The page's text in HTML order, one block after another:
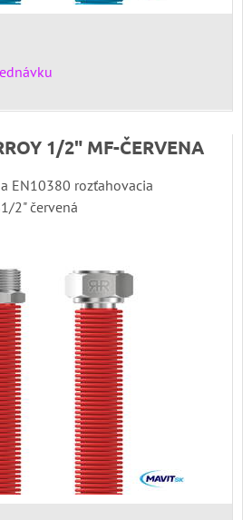
1/2" MF-ČERVENA
EN10380 rozťahovacia
2" červená